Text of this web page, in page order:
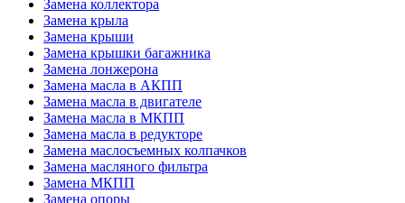
Замена коллектора
Замена крыла
Замена крыши
Замена крышки багажника
Замена лонжерона
Замена масла в АКПП
Замена масла в двигателе
Замена масла в МКПП
Замена масла в редукторе
Замена маслосъемных колпачков
Замена масляного фильтра
Замена МКПП
Замена опоры